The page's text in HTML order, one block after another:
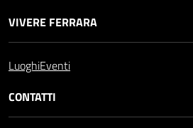
VIVERE FERRARA
LuoghiEventi
CONTATTI